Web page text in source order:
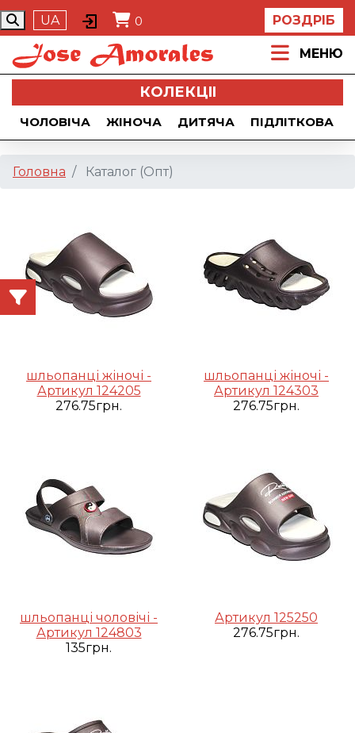
UA 0 РОЗДРІБ
МЕНЮ
КОЛЕКЦII
ЧОЛОВІЧА ЖІНОЧА ДИТЯЧА ПІДЛІТКОВА
Головна Каталог (Опт)
шльопанці жіночі -
Артикул 124205
276.75грн.
шльопанці жіночі -
Артикул 124303
276.75грн.
шльопанці чоловічі -
Артикул 124803
135грн.
Артикул 125250
276.75грн.